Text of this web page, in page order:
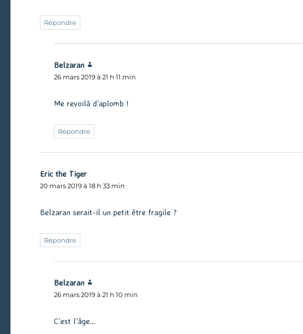
Répondre
Belzaran
26 mars 2019 à 21 h 11 min
Me revoilà d’aplomb !
Répondre
Eric the Tiger
20 mars 2019 à 18 h 33 min
Belzaran serait-il un petit être fragile ?
Répondre
Belzaran
26 mars 2019 à 21 h 10 min
C’est l’âge…